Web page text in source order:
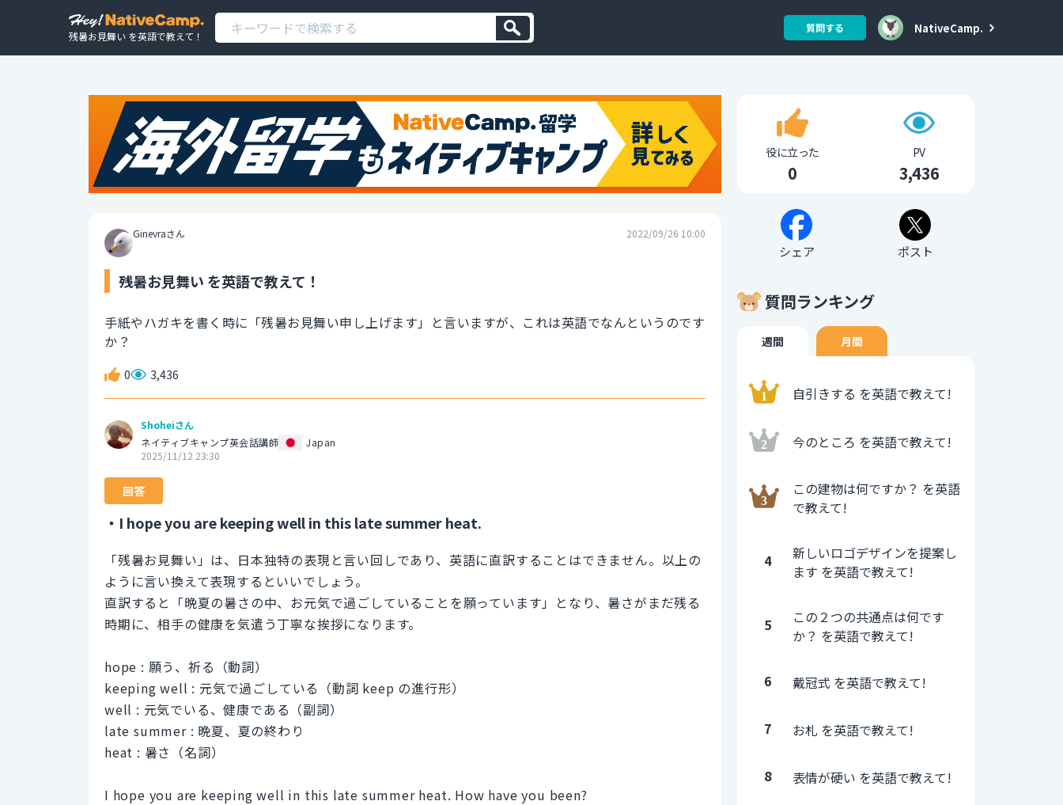
残暑お見舞い を英語で教えて！
質問する NativeCamp.
Ginevraさん 2022/09/26 10:00
残暑お見舞い を英語で教えて！
手紙やハガキを書く時に「残暑お見舞い申し上げます」と言いますが、これは英語でなんというのです
か？
0 3,436
Shoheiさん
ネイティブキャンプ英会話講師
Japan
2025/11/12 23:30
回答
・I hope you are keeping well in this late summer heat.
「残暑お見舞い」は、日本独特の表現と言い回しであり、英語に直訳することはできません。以上の
ように言い換えて表現するといいでしょう。
直訳すると「晩夏の暑さの中、お元気で過ごしていることを願っています」となり、暑さがまだ残る
時期に、相手の健康を気遣う丁寧な挨拶になります。
hope : 願う、祈る（動詞）
keeping well : 元気で過ごしている（動詞 keep の進行形）
well : 元気でいる、健康である（副詞）
late summer : 晩夏、夏の終わり
heat : 暑さ（名詞）
I hope you are keeping well in this late summer heat. How have you been?
役に立った
0
PV
3,436
シェア ポスト
質問ランキング
週間 月間
自引きする を英語で教えて!
今のところ を英語で教えて!
この建物は何ですか？ を英語
で教えて!
4
新しいロゴデザインを提案し
ます を英語で教えて!
5
この２つの共通点は何です
か？ を英語で教えて!
6 戴冠式 を英語で教えて!
7 お札 を英語で教えて!
8 表情が硬い を英語で教えて!